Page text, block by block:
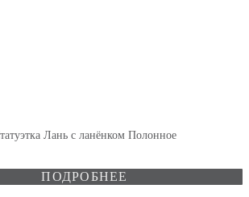
Лань с ланёнком Полонное
ПОДРОБНЕЕ